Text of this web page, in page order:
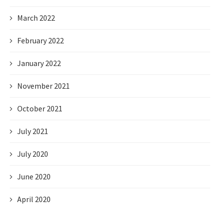
March 2022
February 2022
January 2022
November 2021
October 2021
July 2021
July 2020
June 2020
April 2020